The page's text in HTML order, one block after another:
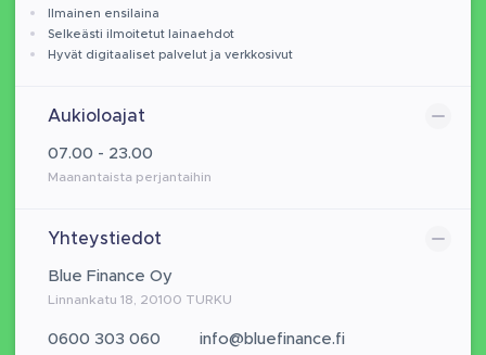
Ilmainen ensilaina
Selkeästi ilmoitetut lainaehdot
Hyvät digitaaliset palvelut ja verkkosivut
Aukioloajat
07.00 - 23.00
Maanantaista perjantaihin
Yhteystiedot
Blue Finance Oy
Linnankatu 18, 20100 TURKU
0600 303 060 info@bluefinance.fi